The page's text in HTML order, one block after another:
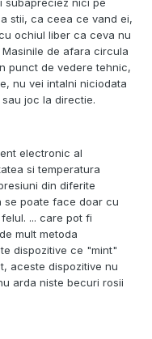
subapreciez nici pe
stii, ca ceea ce vand ei,
ochiul liber ca ceva nu
Masinile de afara circula
punct de vedere tehnic,
nu vei intalni niciodata
joc la directie.
electronic al
si temperatura
din diferite
se poate face doar cu
... care pot fi
mult metoda
dispozitive ce "mint"
aceste dispozitive nu
arda niste becuri rosii